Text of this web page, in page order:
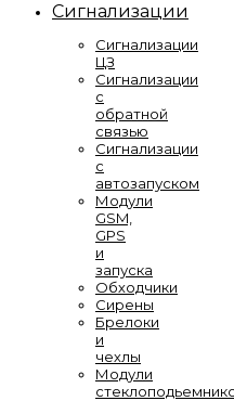
Сигнализации
Сигнализации
ЦЗ
Сигнализации
с
обратной
связью
Сигнализации
с
автозапуском
Модули
GSM,
GPS
и
запуска
Обходчики
Сирены
Брелоки
и
чехлы
Модули